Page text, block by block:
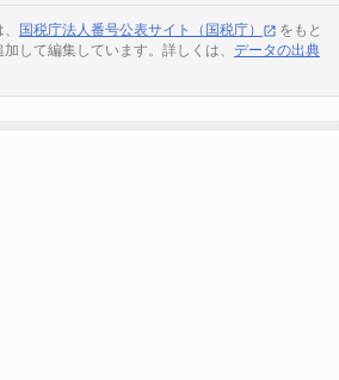
国税庁法人番号公表サイト（国税庁）
をもと
して編集しています。詳しくは、 データの出典